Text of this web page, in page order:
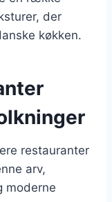
der
køkken.
restauranter
arv,
moderne